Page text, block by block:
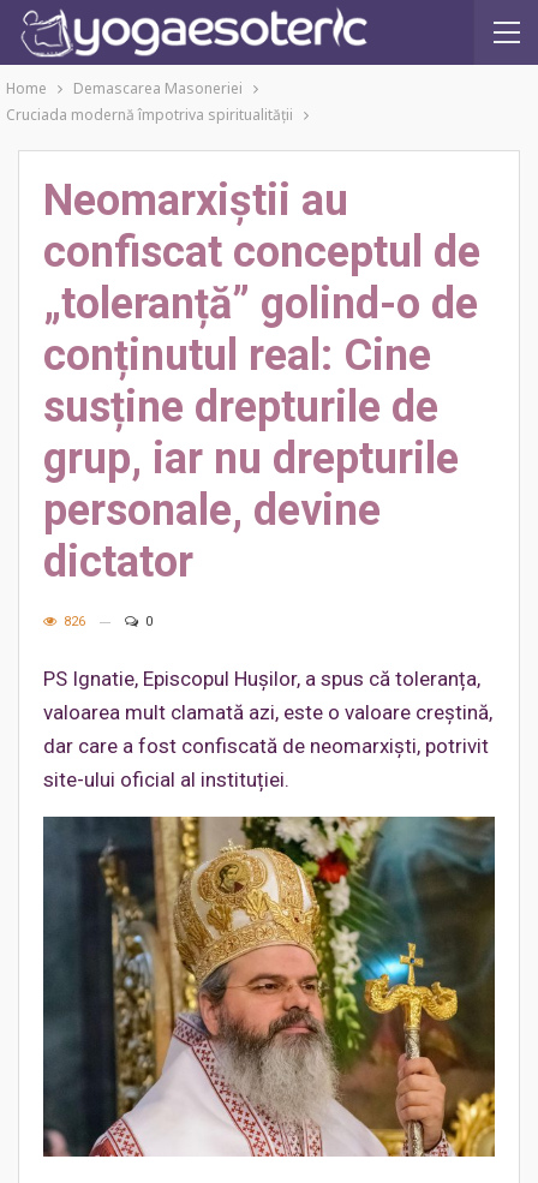
Home
Demascarea Masoneriei
Cruciada modernă împotriva spiritualităţii
Neomarxiștii au
confiscat conceptul de
„toleranță” golind-o de
conținutul real: Cine
susține drepturile de
grup, iar nu drepturile
personale, devine
dictator
826 0
PS Ignatie, Episcopul Hușilor, a spus că toleranța,
valoarea mult clamată azi, este o valoare creștină,
dar care a fost confiscată de neomarxiști, potrivit
site-ului oficial al instituției.